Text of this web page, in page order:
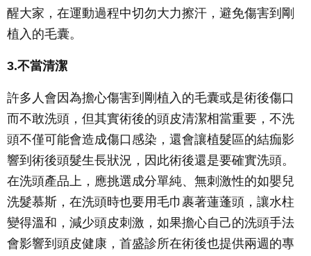
醒大家，在運動過程中切勿大力擦汗，避免傷害到剛
植入的毛囊。
3.不當清潔
許多人會因為擔心傷害到剛植入的毛囊或是術後傷口
而不敢洗頭，但其實術後的頭皮清潔相當重要，不洗
頭不僅可能會造成傷口感染，還會讓植髮區的結痂影
響到術後頭髮生長狀況，因此術後還是要確實洗頭。
在洗頭產品上，應挑選成分單純、無刺激性的如嬰兒
洗髮慕斯，在洗頭時也要用毛巾裹著蓮蓬頭，讓水柱
變得溫和，減少頭皮刺激，如果擔心自己的洗頭手法
會影響到頭皮健康，首盛診所在術後也提供兩週的專